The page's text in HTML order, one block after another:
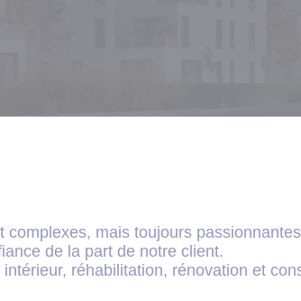
mais toujours
de la part de notre client.
réhabilitation, rénovation et